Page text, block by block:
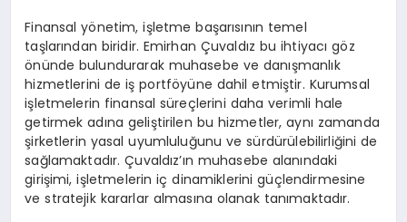
Finansal yönetim, işletme başarısının temel
taşlarından biridir. Emirhan Çuvaldız bu ihtiyacı göz
önünde bulundurarak muhasebe ve danışmanlık
hizmetlerini de iş portföyüne dahil etmiştir. Kurumsal
işletmelerin finansal süreçlerini daha verimli hale
getirmek adına geliştirilen bu hizmetler, aynı zamanda
şirketlerin yasal uyumluluğunu ve sürdürülebilirliğini de
sağlamaktadır. Çuvaldız’ın muhasebe alanındaki
girişimi, işletmelerin iç dinamiklerini güçlendirmesine
ve stratejik kararlar almasına olanak tanımaktadır.